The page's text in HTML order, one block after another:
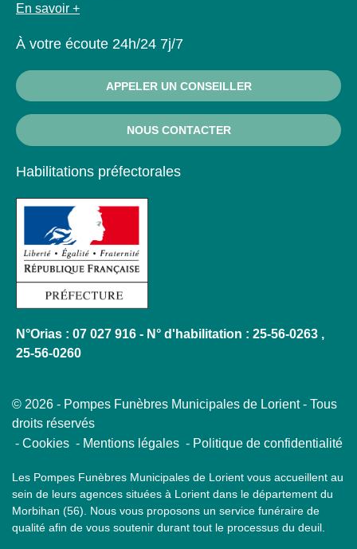
En savoir +
À votre écoute 24h/24 7j/7
APPELER UN CONSEILLER
NOUS CONTACTER
Habilitations préfectorales
N°Orias : 07 027 916 - N° d'habilitation : 25-56-0263 ,
25-56-0260
© 2026 - Pompes Funèbres Municipales de Lorient - Tous
droits réservés
Cookies
Mentions légales Politique de confidentialité
Les Pompes Funèbres Municipales de Lorient vous accueillent au
sein de leurs agences situées à Lorient dans le département du
Morbihan (56). Nous vous proposons un service funéraire de
qualité afin de vous soutenir durant tout le processus du deuil.